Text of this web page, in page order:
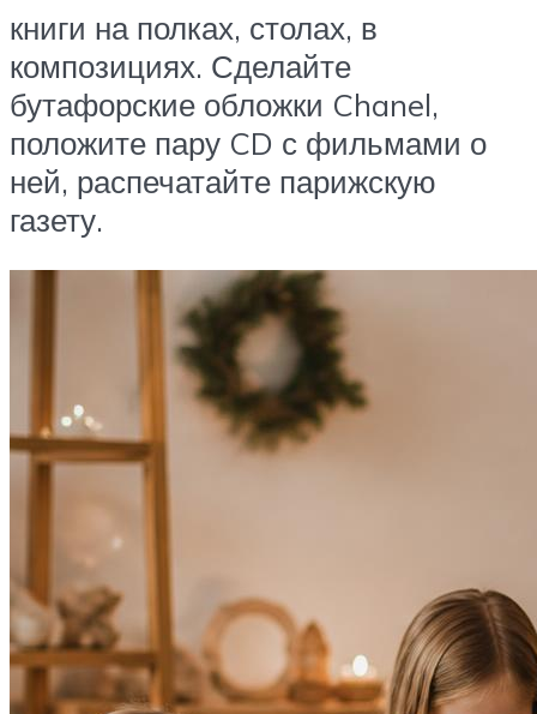
книги на полках, столах, в
композициях. Сделайте
бутафорские обложки Chanel,
положите пару CD с фильмами о
ней, распечатайте парижскую
газету.